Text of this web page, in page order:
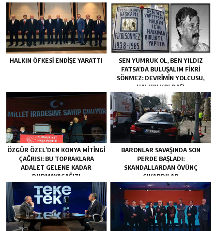
HALKIN ÖFKESI ENDIŞE YARATTI
SEN YUMRUK OL, BEN YILDIZ
FATSA’DA BULUŞALIM FIKRI
SÖNMEZ: DEVRIMIN YOLCUSU,
HALKIN YOLDAŞI
ÖZGÜR ÖZEL’DEN KONYA MITINGI
ÇAĞRISI: BU TOPRAKLARA
ADALET GELENE KADAR
DURMAYACAĞIZ!
BARONLAR SAVAŞINDA SON
PERDE BAŞLADI:
SKANDALLARDAN ÖVÜNÇ
ÇIKARDILAR